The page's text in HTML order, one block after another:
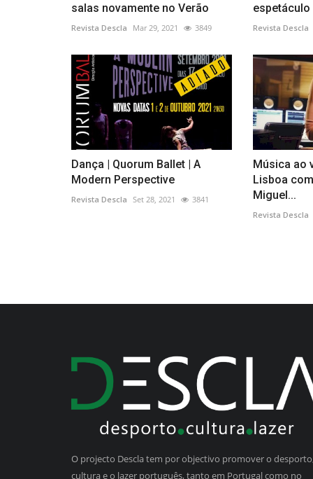
salas novamente no Verão
Revista Descla Mar 29, 2021 3849
espetáculo
Revista Descla
Dança | Quorum Ballet | A
Modern Perspective
Revista Descla Set 28, 2021 3841
Música ao
Lisboa
Miguel...
Revista Descla
O projecto Descla tem por objectivo promover o
cultura e o lazer português, tanto em Portugal como no